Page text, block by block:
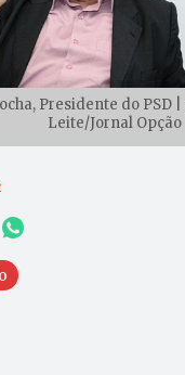
Presidente do PSD
Leite/Jornal Opção